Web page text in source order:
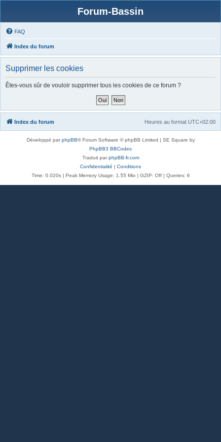
Forum-Bassin
FAQ
Index du forum
Supprimer les cookies
Êtes-vous sûr de vouloir supprimer tous les cookies de ce forum ?
Index du forum Heures au format UTC+02:00
Développé parphpBB® Forum Software © phpBB Limited | SE Square by
PhpBB3 BBCodes
Traduit parphpBB-fr.com
Confidentialité | Conditions
Time: 0.020s| Peak Memory Usage: 1.55 Mio | GZIP: Off | Queries: 6